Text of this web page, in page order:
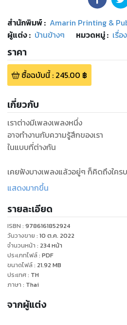
สำนักพิมพ์: Amarin Printing &
ผู้แต่ง : บ้านข้างๆ หมวดหมู่: เรื่อ
ราคา
ซื้อฉบับนี้: 245.00 ฿
เกี่ยวกับ
เราต่างมีเพลงเพลงหนึ่ง
อาจทำงานกับความรู้สึกของเรา
ในแบบที่ต่างกัน
เคยฟังบางเพลงแล้วอยู่ๆ ก็คิดถึงใคร
บางครั้งนอกจากบางคนแล้ว บทเพลงยั
ภาพบรรยากาศ บทสนทนา สถานที่ที่คุ้
ทรงจํา
นี่อาจเป็นเสน่ห์อย่างหนึ่งของบทเพลง
แต่บางครั้งความทรงจําที่แวบเข้ามาก็ไ
จดจําเสมอไปหรอก
อาจมีบางเพลงที่ฟังแล้วอยู่ๆ ก็รู้สึกเศร้
เพลงเพลงหนึ่งอาจทํางานกับความรู้สึ
แสดงมากขึ้น
รายละเอียด
ISBN : 9786161852924
วันวางขาย : 10 ต.ค. 2022
จำนวนหน้า : 234หน้า
ประเภทไฟล์: PDF
ขนาดไฟล์: 21.92 MB
ประเทศ: TH
ภาษา : Thai
จากผู้แต่ง